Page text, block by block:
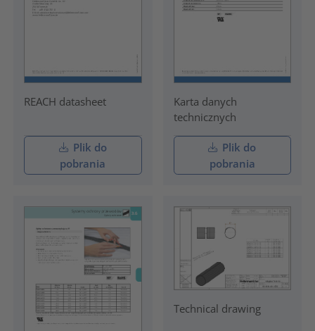
REACH datasheet
Plik do
pobrania
Karta danych
technicznych
Plik do
pobrania
Technical drawing